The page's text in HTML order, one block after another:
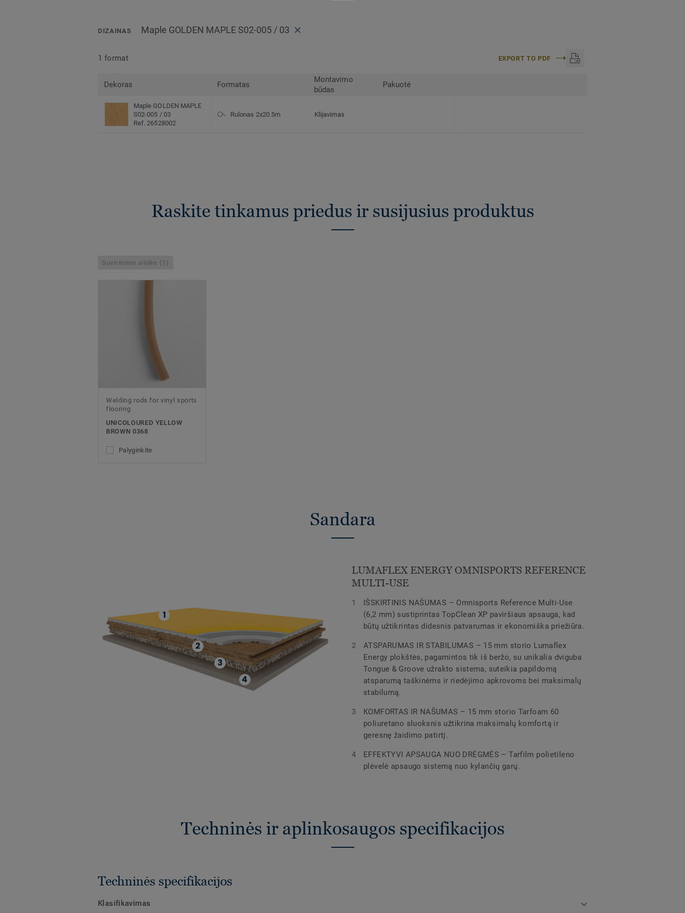
DIZAINAS Maple GOLDEN MAPLE S02-005 / 03
1 format EXPORT TO PDF
Dekoras Formatas
Montavimo
būdas
Pakuotė
Maple GOLDEN MAPLE
S02-005 / 03
Ref. 26528002
Rulonas 2x20.5m Klijavimas
Raskite tinkamus priedus ir susijusius produktus
Suvirinimo siūlės (1)
Welding rods for vinyl sports
flooring
UNICOLOURED YELLOW
BROWN 0368
Palyginkite
Sandara
LUMAFLEX ENERGY OMNISPORTS REFERENCE
MULTI-USE
IŠSKIRTINIS NAŠUMAS – Omnisports Reference Multi-Use
(6,2 mm) sustiprintas TopClean XP paviršiaus apsauga, kad
būtų užtikrintas didesnis patvarumas ir ekonomiška priežiūra.
ATSPARUMAS IR STABILUMAS – 15 mm storio Lumaflex
Energy plokštės, pagamintos tik iš beržo, su unikalia dviguba
Tongue & Groove užrakto sistema, suteikia papildomą
atsparumą taškinėms ir riedėjimo apkrovoms bei maksimalų
stabilumą.
KOMFORTAS IR NAŠUMAS – 15 mm storio Tarfoam 60
poliuretano sluoksnis užtikrina maksimalų komfortą ir
geresnę žaidimo patirtį.
EFFEKTYVI APSAUGA NUO DRĖGMĖS – Tarfilm polietileno
plėvelė apsaugo sistemą nuo kylančių garų.
Techninės ir aplinkosaugos specifikacijos
Techninės specifikacijos
Klasifikavimas